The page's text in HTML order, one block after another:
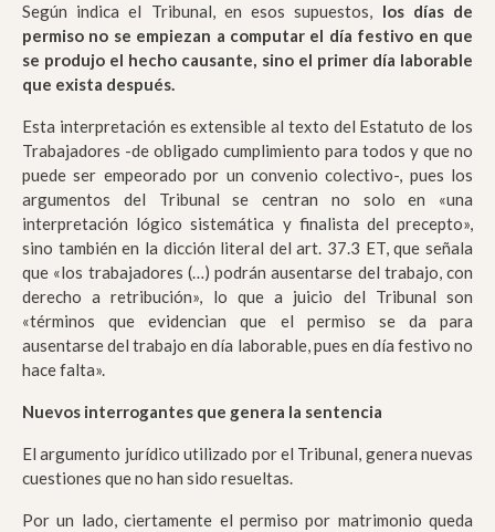
Según indica el Tribunal, en esos supuestos, los días de
permiso no se empiezan a computar el día festivo en que
se produjo el hecho causante, sino el primer día laborable
que exista después.
Esta interpretación es extensible al texto del Estatuto de los
Trabajadores -de obligado cumplimiento para todos y que no
puede ser empeorado por un convenio colectivo-, pues los
argumentos del Tribunal se centran no solo en «una
interpretación lógico sistemática y finalista del precepto»,
sino también en la dicción literal del art. 37.3 ET, que señala
que «los trabajadores (…) podrán ausentarse del trabajo, con
derecho a retribución», lo que a juicio del Tribunal son
«términos que evidencian que el permiso se da para
ausentarse del trabajo en día laborable, pues en día festivo no
hace falta».
Nuevos interrogantes que genera la sentencia
El argumento jurídico utilizado por el Tribunal, genera nuevas
cuestiones que no han sido resueltas.
Por un lado, ciertamente el permiso por matrimonio queda